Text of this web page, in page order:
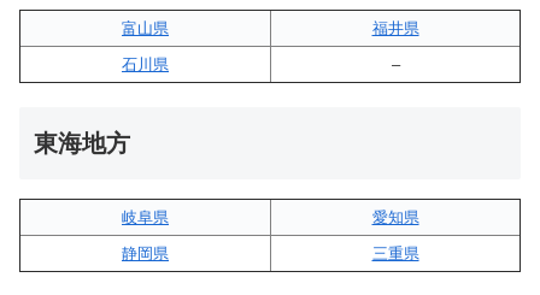
富山県
福井県
石川県
–
東海地方
岐阜県
愛知県
静岡県
三重県